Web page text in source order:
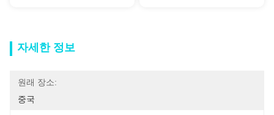
자세한 정보
원래 장소:
중국